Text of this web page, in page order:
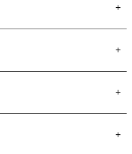
+
+
+
+